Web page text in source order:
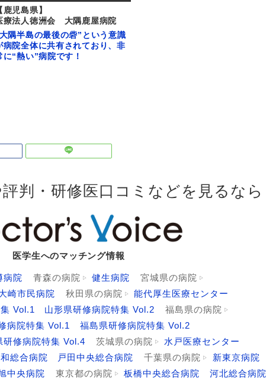
鹿児島県】
療法人徳洲会 大隅鹿屋病院
隅半島の最後の砦”という意識
病院全体に共有されており、非
に“熱い”病院です！
判・研修医口コミなどを見るなら
医学生へのマッチング情報
病院 青森の病院 健生病院
宮城県の病院
崎市民病院 秋田県の病院
能代厚生医療センター
Vol.1 山形県研修病院特集 Vol.2
福島県の病院
病院特集 Vol.1
福島県研修病院特集 Vol.2
研修病院特集 Vol.4 茨城県の病院
水戸医療センター
総合病院 戸田中央総合病院 千葉県の病院
新東京病院
中央病院 東京都の病院 板橋中央総合病院
河北総合病院